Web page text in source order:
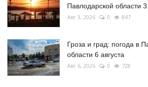
Павлодарской области
Авг 3, 2026 0 847
Гроза и град: погода в
области 6 августа
Авг 6, 2026 0 728